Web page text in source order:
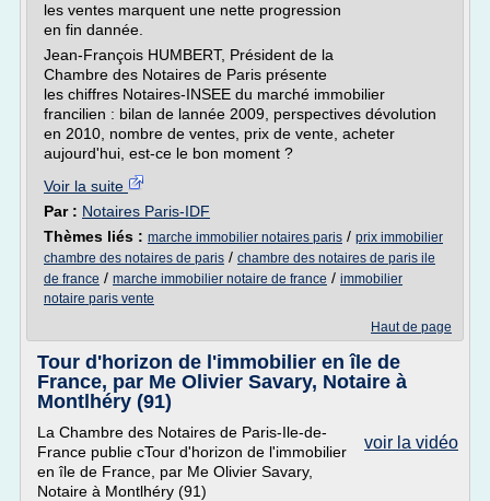
les ventes marquent une nette progression
en fin dannée.
Jean-François HUMBERT, Président de la
Chambre des Notaires de Paris présente
les chiffres Notaires-INSEE du marché immobilier
francilien : bilan de lannée 2009, perspectives dévolution
en 2010, nombre de ventes, prix de vente, acheter
aujourd'hui, est-ce le bon moment ?
Voir la suite
Par : Notaires Paris-IDF
Thèmes liés : marche immobilier notaires paris / prix immobilier
chambre des notaires de paris / chambre des notaires de paris ile
de france / marche immobilier notaire de france / immobilier
notaire paris vente
Haut de page
Tour d'horizon de l'immobilier en île de
France, par Me Olivier Savary, Notaire à
Montlhéry (91)
voir la vidéo
La Chambre des Notaires de Paris-Ile-de-
France publie cTour d'horizon de l'immobilier
en île de France, par Me Olivier Savary,
Notaire à Montlhéry (91)